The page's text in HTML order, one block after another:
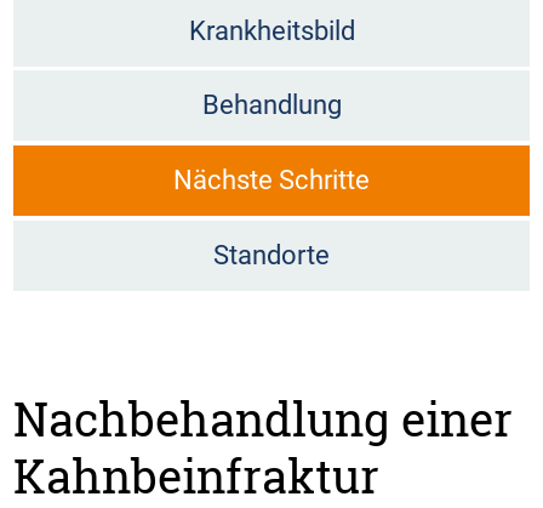
Krankheitsbild
Behandlung
Nächste Schritte
Standorte
Nachbehandlung einer
Kahnbeinfraktur